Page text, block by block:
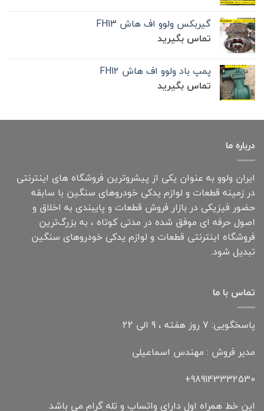
گیربکس ولوو اف هاش FH13
تماس بگیرید
پمپ باد ولوو اف هاش FH12
تماس بگیرید
درباره ما
ایران ولوو به عنوان یکی از پیشروترین فروشگاه های اینترنتی
در زمینه قطعات و لوازم یدکی خودروهای سنگین با سابقه
حضور فیزیکی در بازار فروش قطعات و پایبندی به اخلاق و
اصول حرفه ای موفق شده در مدتی کوتاه ، به بزرگ‌ترین
فروشگاه اینترنتی قطعات و لوازم یدکی خودروهای سنگین
تبدیل شود.
تماس با ما
پاسخگویی: 7 روز هفته ، 9 الی 22
مدیر فروش : مهندس اسماعیلی
989143332530+
این خط همراه اول دارای واتساپ و تله گرام می باشد